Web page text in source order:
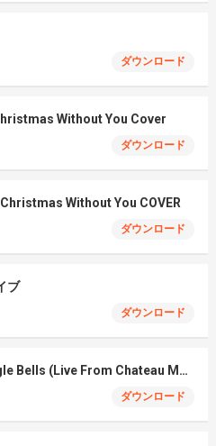
ダウンロード
Without You Cover
ダウンロード
Christmas Without You COVER
ダウンロード
ブ
ダウンロード
Miley Cyrus – Jingle Bells (Live From Chateau Marmont)
ダウンロード